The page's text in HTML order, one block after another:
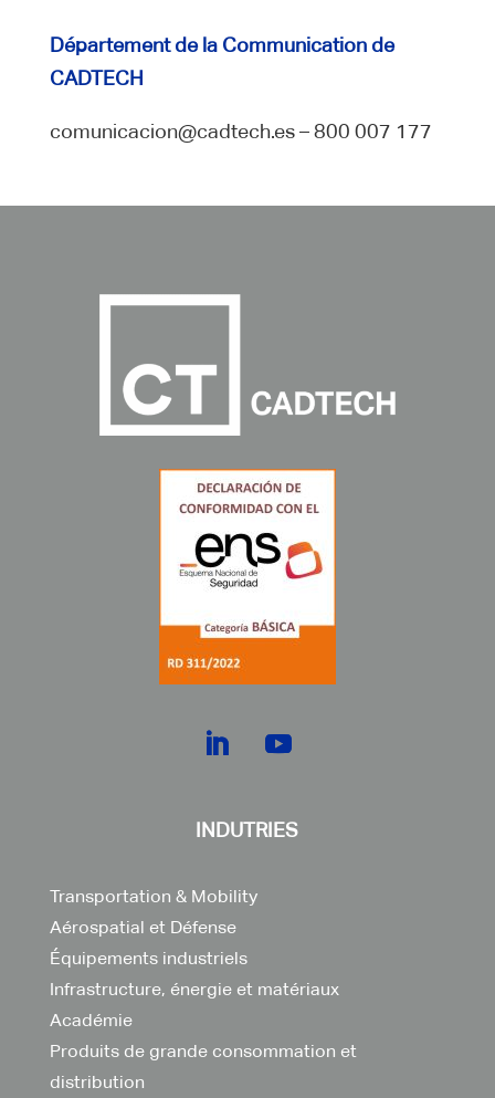
Département de la Communication de
CADTECH
comunicacion@cadtech.es – 800 007 177
INDUTRIES
Transportation & Mobility
Aérospatial et Défense
Équipements industriels
Infrastructure, énergie et matériaux
Académie
Produits de grande consommation et
distribution